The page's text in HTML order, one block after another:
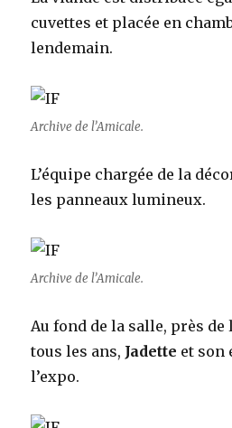
cuvettes et placée en
lendemain.
Archive de l’Amicale.
L’équipe chargée de la
les panneaux lumineux.
Archive de l’Amicale.
Au fond de la salle, près de
tous les ans, Jadette et son
l’expo.